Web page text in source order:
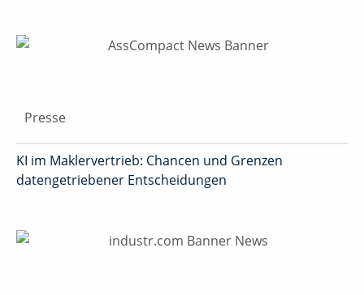
Presse
KI im Maklervertrieb: Chancen und Grenzen
datengetriebener Entscheidungen